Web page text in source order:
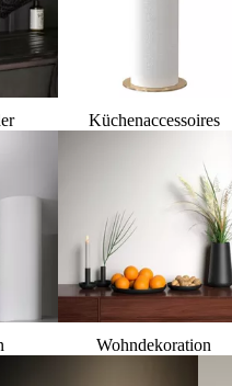
Küchenaccessoires
Wohndekoration